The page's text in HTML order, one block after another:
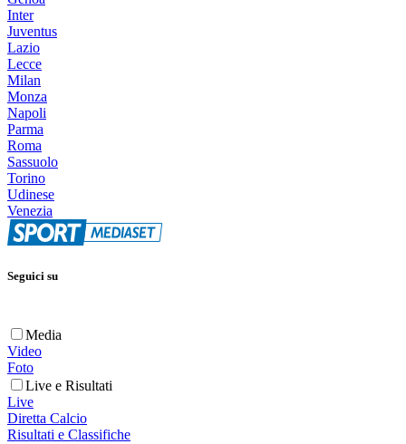
Inter
Juventus
Lazio
Lecce
Milan
Monza
Napoli
Parma
Roma
Sassuolo
Torino
Udinese
Venezia
Seguici su
Media
Video
Foto
Live e Risultati
Live
Diretta Calcio
Risultati e Classifiche